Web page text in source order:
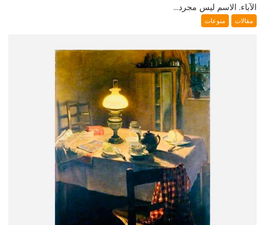
الآباء. الاسم ليس مجرد...
مقالات منوعات